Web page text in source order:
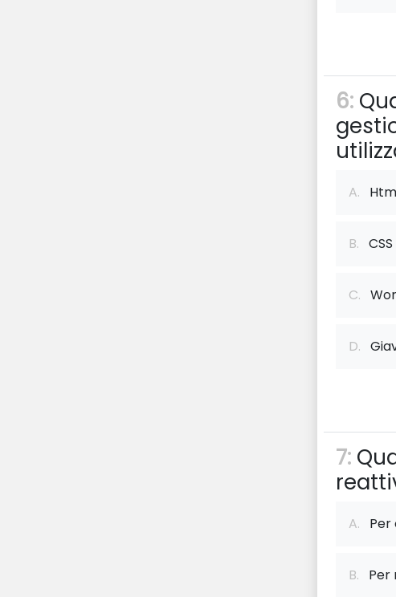
6:
A.
B. CSS
C.
D.
7:
A. Per
B. Per